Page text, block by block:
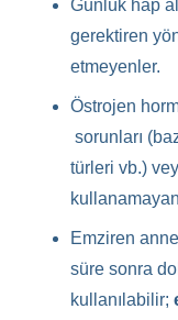
Günlük hap
gerektiren
etmeyenler.
Östrojen
sorunları
türleri vb.)
Emziren
süre sonra
kullanılabilir;